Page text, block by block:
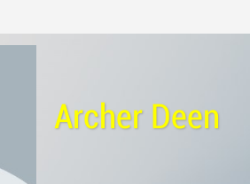
Archer Deen